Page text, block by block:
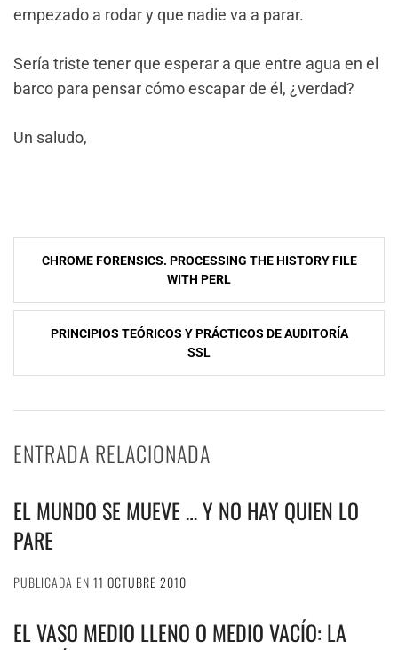
empezado a rodar y que nadie va a parar.
Sería triste tener que esperar a que entre agua en el
barco para pensar cómo escapar de él, ¿verdad?
Un saludo,
NavegaciÃ³n
entradas
CHROME FORENSICS. PROCESSING THE HISTORY FILE
WITH PERL
PRINCIPIOS TEÓRICOS Y PRÁCTICOS DE AUDITORÍA
SSL
ENTRADA RELACIONADA
EL MUNDO SE MUEVE … Y NO HAY QUIEN LO
PARE
PUBLICADA EN 11 OCTUBRE 2010
EL VASO MEDIO LLENO O MEDIO VACÍO: LA